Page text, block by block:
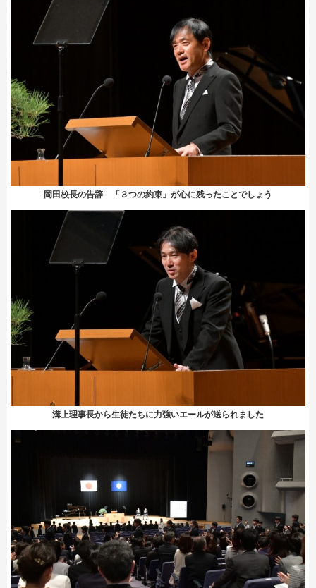
岡田校長の告辞 「３つの約束」が心に残ったことでしょう
溝上理事長から生徒たちに力強いエールが送られました